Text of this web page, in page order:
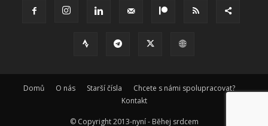
Domů O nás Starší čísla
Chcete s námi spolupracovat?
Kontakt
© Copyright 2013-nyní - Běhej srdcem